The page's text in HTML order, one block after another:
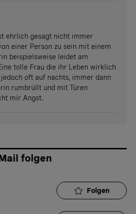
ehrlich gesagt nicht immer
einer Person zu sein mit einem
beispielsweise leidet am
tolle Frau die ihr Leben wirklich
oft auf nachts, immer dann
rumbrüllt und mit Türen
mir Angst.
folgen
Folgen